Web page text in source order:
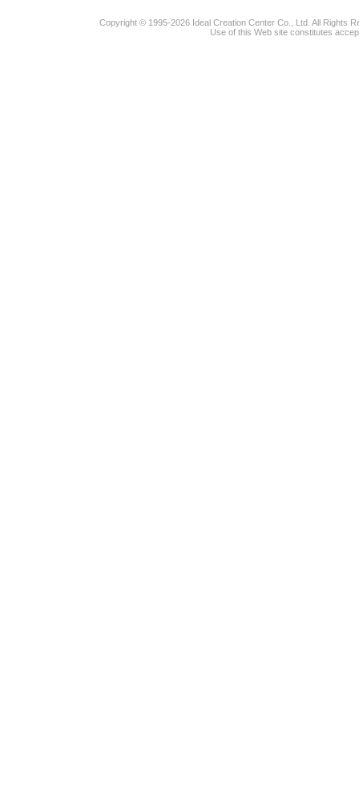
Copyright © 1995-2026 Ideal Creation Center Co., Ltd. All Rights
Use of this Web site constitutes